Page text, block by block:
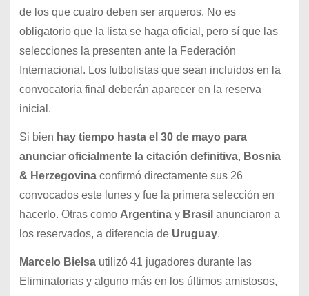
de los que cuatro deben ser arqueros. No es
obligatorio que la lista se haga oficial, pero sí que las
selecciones la presenten ante la Federación
Internacional. Los futbolistas que sean incluidos en la
convocatoria final deberán aparecer en la reserva
inicial.
Si bien hay tiempo hasta el 30 de mayo para
anunciar oficialmente la citación definitiva, Bosnia
& Herzegovina confirmó directamente sus 26
convocados este lunes y fue la primera selección en
hacerlo. Otras como Argentina y Brasil anunciaron a
los reservados, a diferencia de Uruguay.
Marcelo Bielsautilizó 41 jugadores durante las
Eliminatorias y alguno más en los últimos amistosos,